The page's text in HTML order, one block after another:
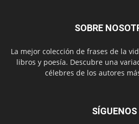
SOBRE
La mejor colección de frases de la
libros y poesía. Descubre una
célebres de los autores
SÍGUENOS